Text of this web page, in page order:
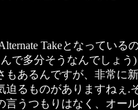
Takeとなってい
で多分そうなんでしょう)
もあるんですが、非常に
迫るものがありますねぇ
言うつもりはなく、オー